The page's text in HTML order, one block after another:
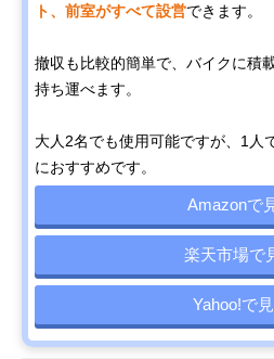
ト、前室がすべて設営できます。
撤収も比較的簡単で、バイクに積
持ち運べます。
大人2名でも使用可能ですが、1人
におすすめです。
Amazonで
楽天市場で
Yahoo!で